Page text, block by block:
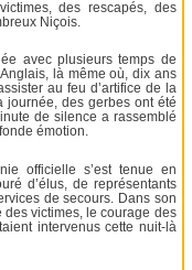
des rescapés, des
Niçois.
avec plusieurs temps de
là même où, dix ans
au feu d’artifice de la
journée, des gerbes ont été
de silence a rassemblé
émotion.
officielle s’est tenue en
d’élus, de représentants
de secours. Dans son
des victimes, le courage des
intervenus cette nuit-là